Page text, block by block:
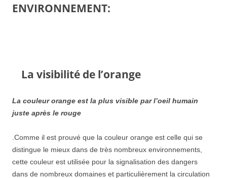
ENVIRONNEMENT:
La visibilité de l’orange
La couleur orange est la plus visible par l’oeil humain
juste après le rouge
Comme il est prouvé que la couleur orange est celle qui se
distingue le mieux dans de très nombreux environnements,
cette couleur est utilisée pour la signalisation des dangers
dans de nombreux domaines et particulièrement la circulation